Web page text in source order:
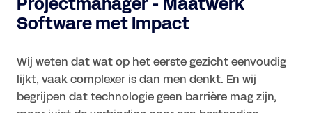
Software met Impact
Wij weten dat wat op het eerste gezicht eenvoudig
lijkt, vaak complexer is dan men denkt. En wij
begrijpen dat technologie geen barrière mag zijn,